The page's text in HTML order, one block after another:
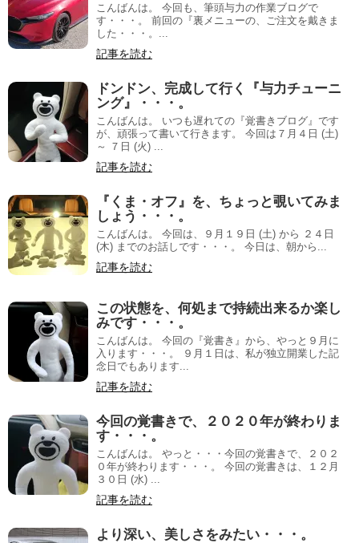
こんばんは。 今回も、筆頭与力の作業ブログで
す・・・。 前回の『裏メニューの、ご注文を戴きま
した・・・。...
記事を読む
ドンドン、完成して行く『与力チューニ
ング』・・・。
こんばんは。 いつも遅れての『覚書きブログ』です
が、頑張って書いて行きます。 今回は７月４日 (土)
～ ７日 (火) ...
記事を読む
『くま・オフ』を、ちょっと覗いてみま
しょう・・・。
こんばんは。 今回は、９月１９日 (土) から ２４日
(木) までのお話しです・・・。 今日は、朝から...
記事を読む
この状態を、何処まで持続出来るか楽し
みです・・・。
こんばんは。 今回の『覚書き』から、やっと９月に
入ります・・・。 ９月１日は、私が独立開業した記
念日でもあります...
記事を読む
今回の覚書きで、２０２０年が終わりま
す・・・。
こんばんは。 やっと・・・今回の覚書きで、２０２
０年が終わります・・・。 今回の覚書きは、１２月
３０日 (水) ...
記事を読む
より深い、美しさをみたい・・・。